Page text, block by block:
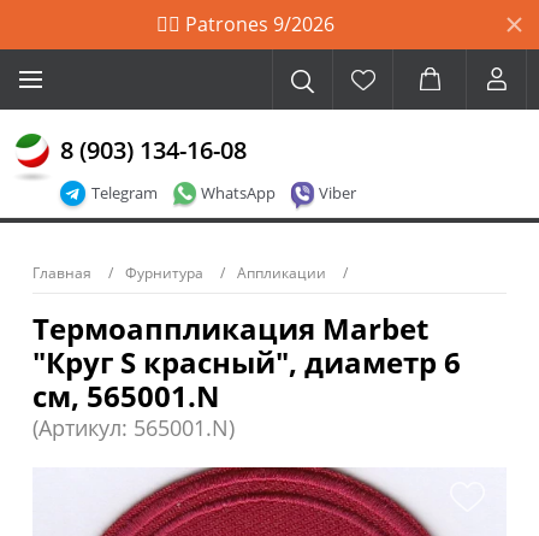
🙋‍♀️ Patrones 9/2026
Telegram WhatsApp Viber
8 (903) 134-16-08
Главная Фурнитура Аппликации
Термоаппликация Marbet
"Круг S красный", диаметр 6
см, 565001.N
(Артикул: 565001.N)